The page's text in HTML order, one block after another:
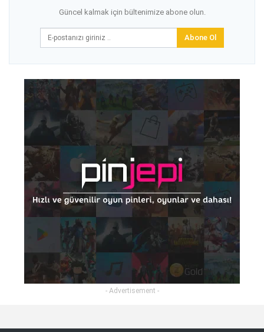
Güncel kalmak için bültenimize abone olun.
Abone Ol
- Advertisement -